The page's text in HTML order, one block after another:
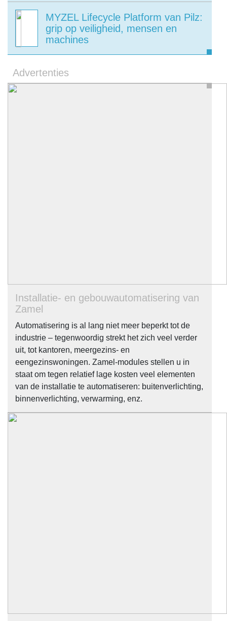
MYZEL Lifecycle Platform van Pilz:
grip op veiligheid, mensen en
machines
Advertenties
Installatie- en gebouwautomatisering van
Zamel
Automatisering is al lang niet meer beperkt tot de
industrie – tegenwoordig strekt het zich veel verder
uit, tot kantoren, meergezins- en
eengezinswoningen. Zamel-modules stellen u in
staat om tegen relatief lage kosten veel elementen
van de installatie te automatiseren: buitenverlichting,
binnenverlichting, verwarming, enz.